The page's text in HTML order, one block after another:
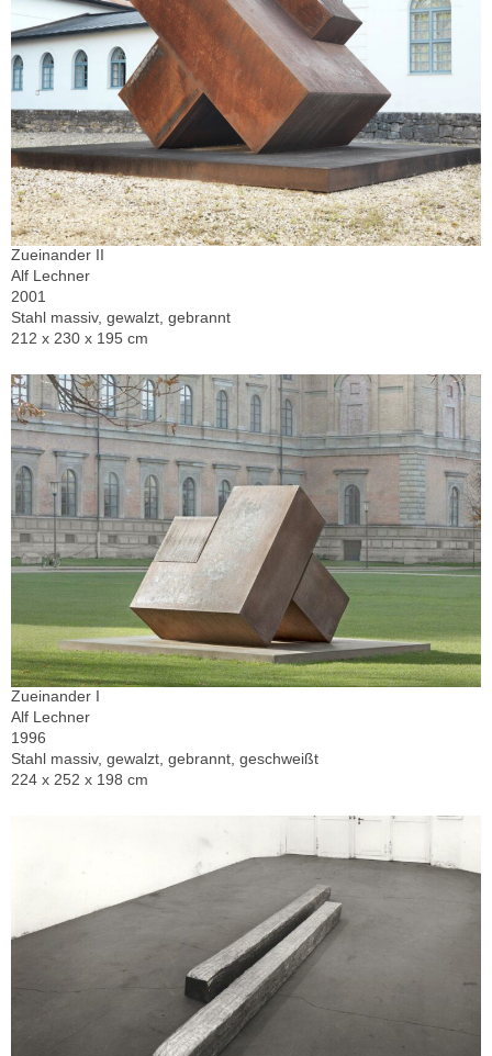
Zueinander II
Alf Lechner
2001
Stahl massiv, gewalzt, gebrannt
212 x 230 x 195 cm
Zueinander I
Alf Lechner
1996
Stahl massiv, gewalzt, gebrannt, geschweißt
224 x 252 x 198 cm